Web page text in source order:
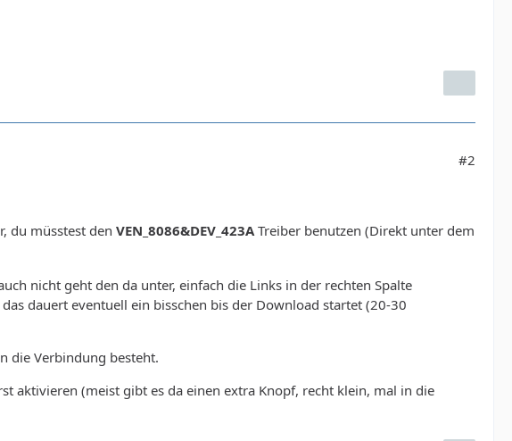
#2
du müsstest den VEN_8086&DEV_423ATreiber benutzen (Direkt unter dem
nicht geht den da unter, einfach die Links in der rechten Spalte
dauert eventuell ein bisschen bis der Download startet (20-30
die Verbindung besteht.
aktivieren (meist gibt es da einen extra Knopf, recht klein, mal in die